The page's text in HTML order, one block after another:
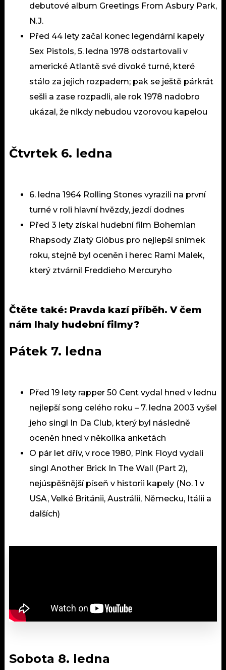
debutové album Greetings From Asbury Park,
N.J.
Před 44 lety začal konec legendární kapely
Sex Pistols, 5. ledna 1978 odstartovali v
americké Atlantě své divoké turné, které
stálo za jejich rozpadem; pak se ještě párkrát
sešli a zase rozpadli, ale rok 1978 nadobro
ukázal, že nikdy nebudou vzorovou kapelou
Čtvrtek 6. ledna
6. ledna 1964 Rolling Stones vyrazili na první
turné v roli hlavní hvězdy, jezdí dodnes
Před 3 lety získal hudební film Bohemian
Rhapsody Zlatý Glóbus pro nejlepší snímek
roku, stejně byl oceněn i herec Rami Malek,
který ztvárnil Freddieho Mercuryho
Čtěte také: Pravda kazí příběh. V čem
nám lhaly hudební filmy?
Pátek 7. ledna
Před 19 lety rapper 50 Cent vydal hned v lednu
nejlepší song celého roku – 7. ledna 2003 vyšel
jeho singl In Da Club, který byl následně
oceněn hned v několika anketách
O pár let dřív, v roce 1980, Pink Floyd vydali
singl Another Brick In The Wall (Part 2),
nejúspěšnější píseň v historii kapely (No. 1 v
USA, Velké Británii, Austrálii, Německu, Itálii a
dalších)
Sobota 8. ledna